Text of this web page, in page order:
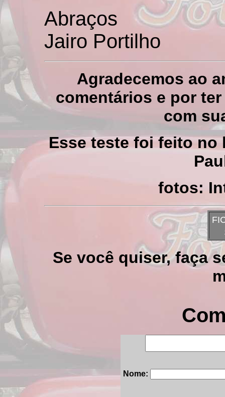
Abraços
Jairo Portilho
Agradecemos ao
comentários e por
com
Esse teste foi feito no
fotos:
Se você quiser, faça
Nome: